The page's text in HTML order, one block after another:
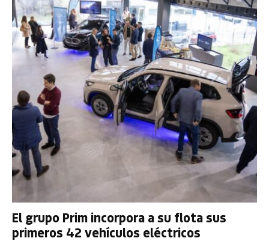
El grupo Prim incorpora a su flota sus
primeros 42 vehículos eléctricos